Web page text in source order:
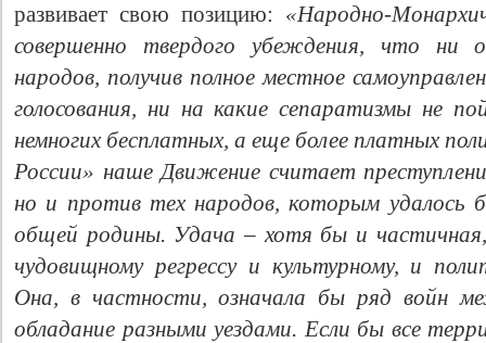
развивает свою позицию: «Народно-
совершенно твердого убеждения, что ни
народов, получив полное местное
голосования, ни на какие сепаратизмы не
немногих бесплатных, а еще более платных
России» наше Движение считает
но и против тех народов, которым удалось
общей родины. Удача – хотя бы и
чудовищному регрессу и культурному, и
Она, в частности, означала бы ряд войн
обладание разными уездами. Если бы все